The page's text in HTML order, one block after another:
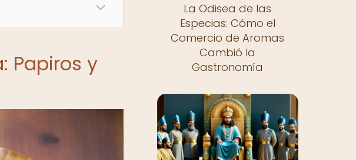
Papiros y
La Odisea de las
Especias: Cómo el
Comercio de Aromas
Cambió la
Gastronomía